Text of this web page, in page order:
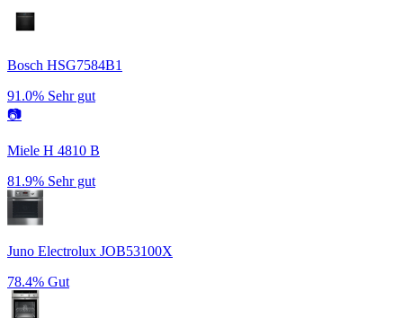
Bosch HSG7584B1
91.0% Sehr gut
📷
Miele H 4810 B
81.9% Sehr gut
Juno Electrolux JOB53100X
78.4% Gut